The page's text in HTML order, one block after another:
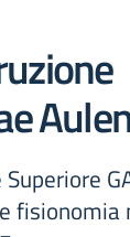
fisionomia